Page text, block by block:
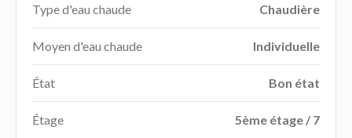
Type d'eau chaude Chaudière
Moyen d'eau chaude Individuelle
État Bon état
Étage 5ème étage / 7